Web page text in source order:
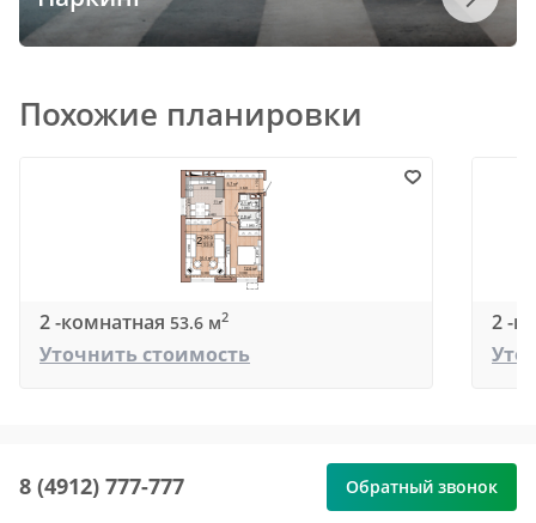
Похожие планировки
2 -комнатная 53.6 м2
Уточнить стоимость
2 -
8 (4912) 777-777 Обратный звонок